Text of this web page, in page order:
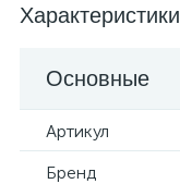
Характеристики
Основные
Артикул
Бренд